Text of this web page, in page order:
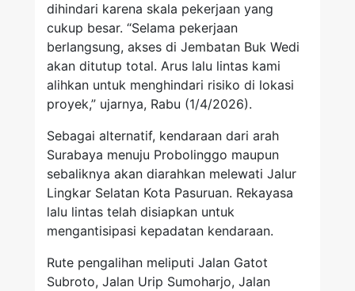
dihindari karena skala pekerjaan yang
cukup besar. “Selama pekerjaan
berlangsung, akses di Jembatan Buk Wedi
akan ditutup total. Arus lalu lintas kami
alihkan untuk menghindari risiko di lokasi
proyek,” ujarnya, Rabu (1/4/2026).
Sebagai alternatif, kendaraan dari arah
Surabaya menuju Probolinggo maupun
sebaliknya akan diarahkan melewati Jalur
Lingkar Selatan Kota Pasuruan. Rekayasa
lalu lintas telah disiapkan untuk
mengantisipasi kepadatan kendaraan.
Rute pengalihan meliputi Jalan Gatot
Subroto, Jalan Urip Sumoharjo, Jalan